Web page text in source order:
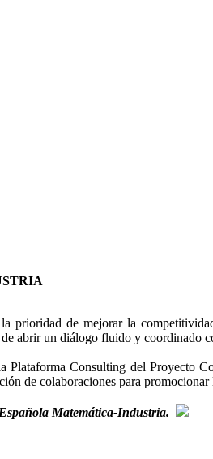
prioridad de mejorar la
abrir un diálogo fluido y coordinado
Consulting del Proyecto
de colaboraciones para
Matemática-Industria.